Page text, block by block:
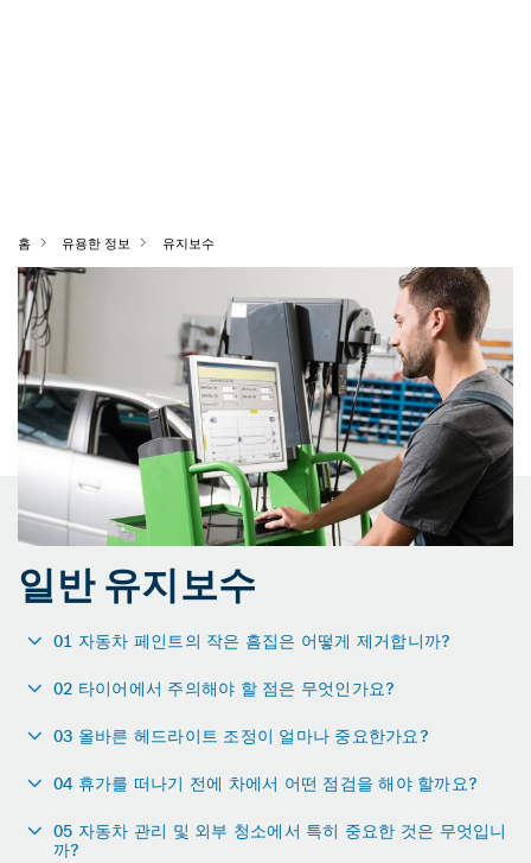
홈 유용한 정보 유지보수
일반 유지보수
01 자동차 페인트의 작은 흠집은 어떻게 제거합니까?
02 타이어에서 주의해야 할 점은 무엇인가요?
03 올바른 헤드라이트 조정이 얼마나 중요한가요?
04 휴가를 떠나기 전에 차에서 어떤 점검을 해야 할까요?
05 자동차 관리 및 외부 청소에서 특히 중요한 것은 무엇입니
까?